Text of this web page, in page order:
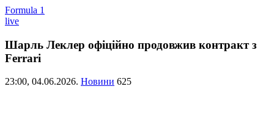
Formula 1
live
Шарль Леклер офіційно продовжив контракт з
Ferrari
23:00, 04.06.2026. Новини 625